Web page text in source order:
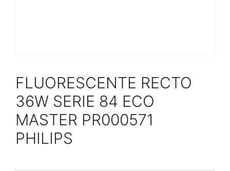
FLUORESCENTE RECTO
36W SERIE 84 ECO
MASTER PR000571
PHILIPS